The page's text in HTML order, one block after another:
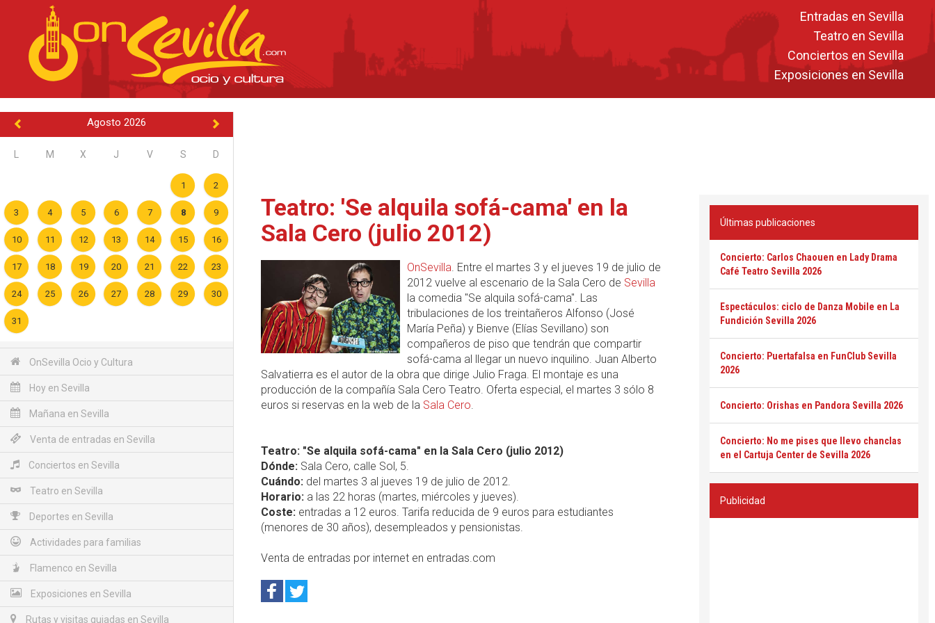
Entradas en Sevilla
Teatro en Sevilla
Conciertos en Sevilla
Exposiciones en Sevilla
Agosto 2026
M X J V S D
1 2
3 4 5 6 7 8 9
10 11 12 13 14 15 16
17 18 19 20 21 22 23
24 25 26 27 28 29 30
31
OnSevilla Ocio y Cultura
Hoy en Sevilla
Mañana en Sevilla
Venta de entradas en Sevilla
Conciertos en Sevilla
Teatro en Sevilla
Deportes en Sevilla
Actividades para familias
Flamenco en Sevilla
Exposiciones en Sevilla
Rutas y visitas guiadas en Sevilla
Teatro: 'Se alquila sofá-cama' en la
Sala Cero (julio 2012)
OnSevilla. Entre el martes 3 y el jueves 19 de julio de
2012 vuelve al escenario de la Sala Cero de Sevilla
la comedia "Se alquila sofá-cama". Las
tribulaciones de los treintañeros Alfonso (José
María Peña) y Bienve (Elías Sevillano) son
compañeros de piso que tendrán que compartir
sofá-cama al llegar un nuevo inquilino. Juan Alberto
Salvatierra es el autor de la obra que dirige Julio Fraga. El montaje es una
producción de la compañía Sala Cero Teatro. Oferta especial, el martes 3 sólo 8
euros si reservas en la web de la Sala Cero.
Teatro: "Se alquila sofá-cama" en la Sala Cero (julio 2012)
Dónde: Sala Cero, calle Sol, 5.
Cuándo: del martes 3 al jueves 19 de julio de 2012.
Horario: a las 22 horas (martes, miércoles y jueves).
Coste: entradas a 12 euros. Tarifa reducida de 9 euros para estudiantes
(menores de 30 años), desempleados y pensionistas.
Venta de entradas por internet en entradas.com
Últimas publicaciones
Concierto: Carlos Chaouen en Lady Drama
Café Teatro Sevilla 2026
Espectáculos: ciclo de Danza Mobile en La
Fundición Sevilla 2026
Concierto: Puertafalsa en FunClub Sevilla
2026
Concierto: Orishas en Pandora Sevilla 2026
Concierto: No me pises que llevo chanclas
en el Cartuja Center de Sevilla 2026
Publicidad